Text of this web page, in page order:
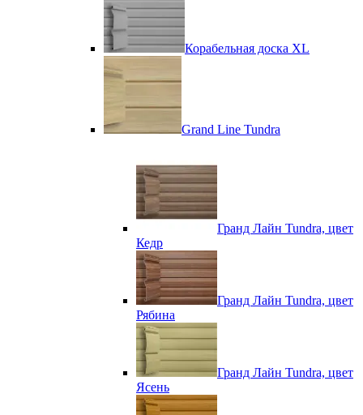
Корабельная доска XL
Grand Line Tundra
Гранд Лайн Tundra, цвет
Кедр
Гранд Лайн Tundra, цвет
Рябина
Гранд Лайн Tundra, цвет
Ясень